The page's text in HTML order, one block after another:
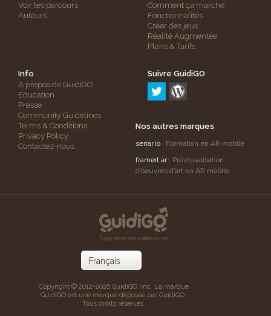
Voir les parcours
Auteurs
Comment ça marche
Fonctionnalités
Créer des jeux
Réalité Augmentée
Plans & Tarifs
Info
A propos de GuidiGO
Education
Presse
Community Guidelines
Terms & Conditions
Privacy Policy
Contactez-nous
Suivre GuidiGO
Nos autres marques
senar.io : Formation en AR mobile
frameit.ar: Prévisualisation
d’oeuvres d’art en AR mobile
Copyright © 2012-2026 GuidiGO, Inc. La marque
GuidiGO est une marque déposée par GuidiGO.
Tous droits réservés.